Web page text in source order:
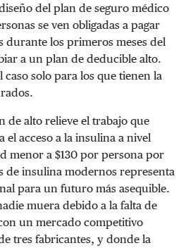
del plan de seguro médico
se ven obligadas a pagar
durante los primeros meses del
a un plan de deducible alto.
caso solo para los que tienen la
de alto relieve el trabajo que
el acceso a la insulina a nivel
menor a $130 por persona por
de insulina modernos representa
para un futuro más asequible.
muera debido a la falta de
un mercado competitivo
tres fabricantes, y donde la